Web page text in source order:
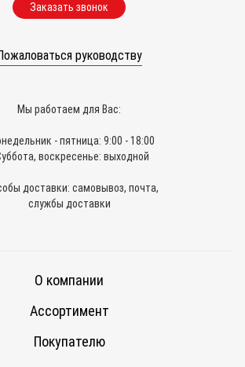
Заказать звонок
руководству
Мы работаем для Вас:
- пятница: 9:00 - 18:00
воскресенье: выходной
доставки: самовывоз, почта,
службы доставки
О компании
Ассортимент
Покупателю